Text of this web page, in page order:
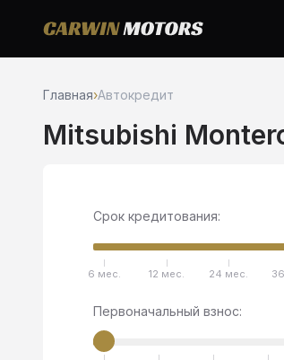
Главная›Автокредит
Mitsubishi
Срок кредитования:
6 мес. 12 мес. 24 мес.
Первоначальный взнос: